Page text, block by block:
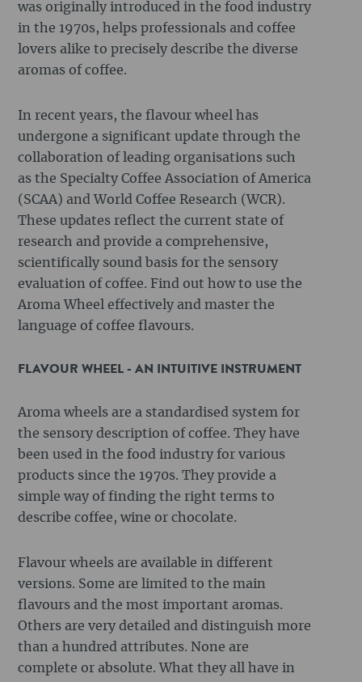
was originally introduced in the food industry
in the 1970s, helps professionals and coffee
lovers alike to precisely describe the diverse
aromas of coffee.
In recent years, the flavour wheel has
undergone a significant update through the
collaboration of leading organisations such
as the Specialty Coffee Association of America
(SCAA) and World Coffee Research (WCR).
These updates reflect the current state of
research and provide a comprehensive,
scientifically sound basis for the sensory
evaluation of coffee. Find out how to use the
Aroma Wheel effectively and master the
language of coffee flavours.
FLAVOUR WHEEL - AN INTUITIVE INSTRUMENT
Aroma wheels are a standardised system for
the sensory description of coffee. They have
been used in the food industry for various
products since the 1970s. They provide a
simple way of finding the right terms to
describe coffee, wine or chocolate.
Flavour wheels are available in different
versions. Some are limited to the main
flavours and the most important aromas.
Others are very detailed and distinguish more
than a hundred attributes. None are
complete or absolute. What they all have in